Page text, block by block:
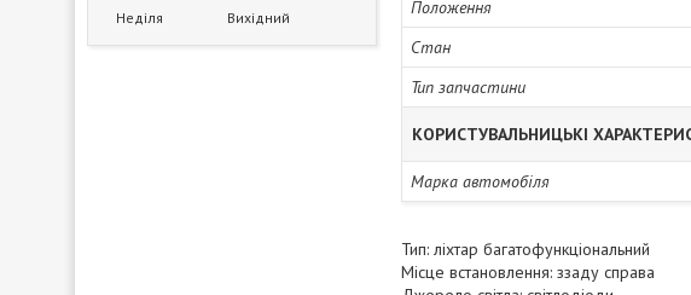
Неділя
Вихідний
Положення
Стан
Тип запчастини
КОРИСТУВАЛЬНИЦЬКІ
Марка автомобіля
Тип: ліхтар багатофункціональний
Місце встановлення: ззаду справа